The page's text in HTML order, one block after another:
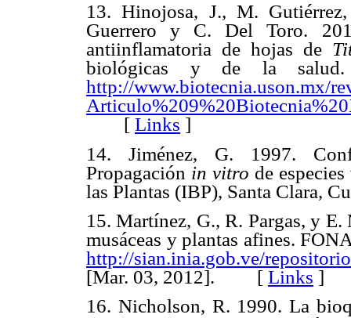
13. Hinojosa, J., M.
Guerrero y C. Del Toro.
antiinflamatoria de hojas de
biológicas y de la salud.
http://www.biotecnia.uson.mx/
[ Links ]
14. Jiménez, G. 1997.
Propagación in vitro de
las Plantas (IBP), Santa
15. Martínez, G., R. Pargas, y
musáceas y plantas afines.
http://sian.inia.gob.ve/
[Mar. 03, 2012]. [ Links ]
16. Nicholson, R. 1990. La